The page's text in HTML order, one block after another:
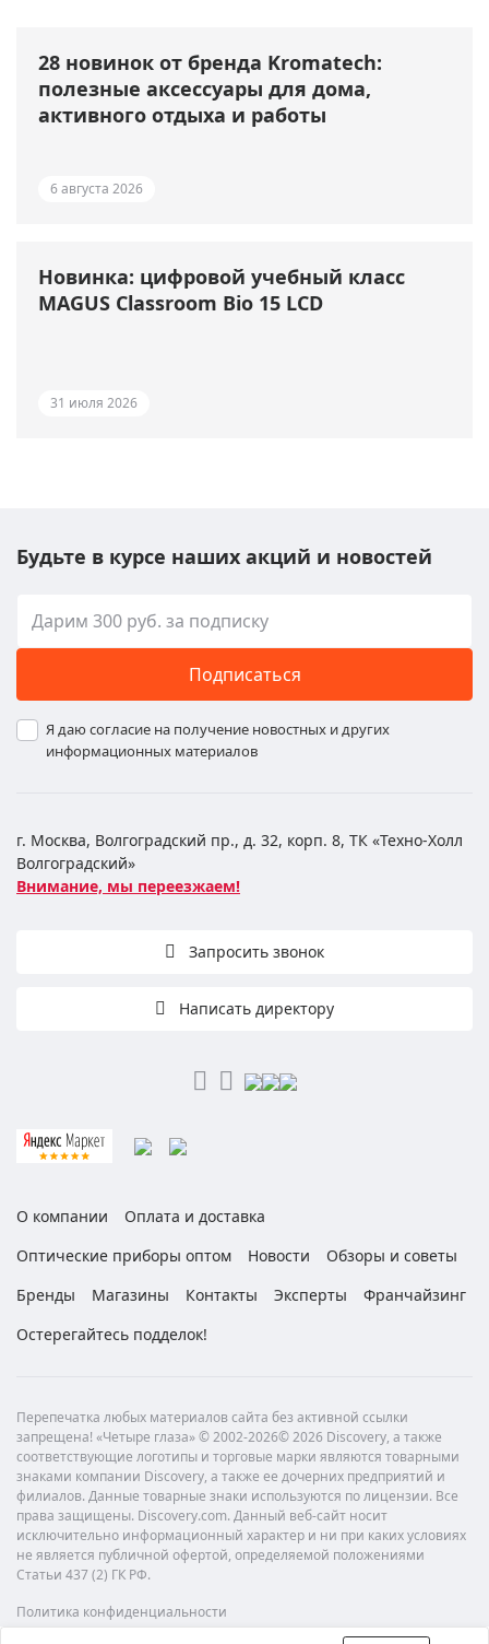
28 новинок от бренда Kromatech:
полезные аксессуары для дома,
активного отдыха и работы
6 августа 2026
Новинка: цифровой учебный класс
MAGUS Classroom Bio 15 LCD
31 июля 2026
Будьте в курсе наших акций и новостей
Подписаться
Я даю согласие на получение новостных и других
информационных материалов
г. Москва, Волгоградский пр., д. 32, корп. 8, ТК «Техно-Холл
Волгоградский»
Внимание, мы переезжаем!
Запросить звонок
Написать директору
О компании
Оплата и доставка
Оптические приборы оптом
Новости
Обзоры и советы
Бренды
Магазины Контакты Эксперты
Франчайзинг
Остерегайтесь подделок!
Перепечатка любых материалов сайта без активной ссылки
запрещена! «Четыре глаза» © 2002-2026© 2026 Discovery, а также
соответствующие логотипы и торговые марки являются товарными
знаками компании Discovery, а также ее дочерних предприятий и
филиалов. Данные товарные знаки используются по лицензии. Все
права защищены. Discovery.com. Данный веб-сайт носит
исключительно информационный характер и ни при каких условиях
не является публичной офертой, определяемой положениями
Статьи 437 (2) ГК РФ.
Политика конфиденциальности